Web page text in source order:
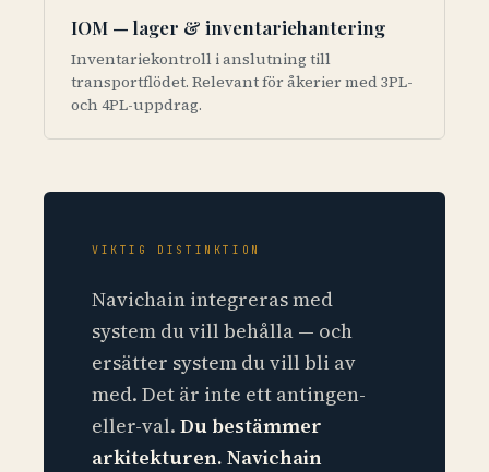
IOM — lager & inventariehantering
Inventariekontroll i anslutning till
transportflödet. Relevant för åkerier med 3PL-
och 4PL-uppdrag.
VIKTIG DISTINKTION
Navichain integreras med
system du vill behålla — och
ersätter system du vill bli av
med. Det är inte ett antingen-
eller-val. Du bestämmer
arkitekturen. Navichain